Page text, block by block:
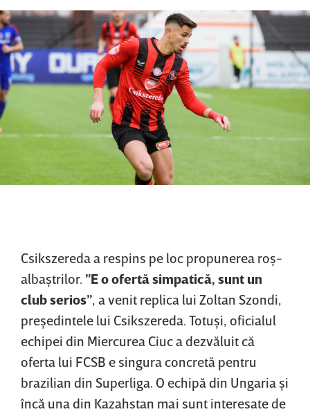
Csikszereda a respins pe loc propunerea roş-
albaştrilor. ”E o ofertă simpatică, sunt un
club serios” , a venit replica lui Zoltan Szondi,
preşedintele lui Csikszereda. Totuşi, oficialul
echipei din Miercurea Ciuc a dezvăluit că
oferta lui FCSB e singura concretă pentru
brazilian din Superliga. O echipă din Ungaria şi
încă una din Kazahstan mai sunt interesate de